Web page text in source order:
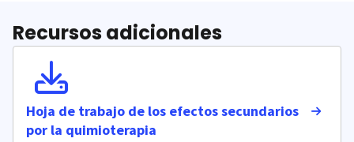
Recursos adicionales
Hoja de trabajo de los efectos secundarios
por la quimioterapia